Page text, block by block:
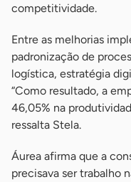
competitividade.
Entre as melhorias
padronização de
logística, estratégia
“Como resultado, a
46,05% na
ressalta Stela.
Áurea afirma que a
precisava ser trabalho